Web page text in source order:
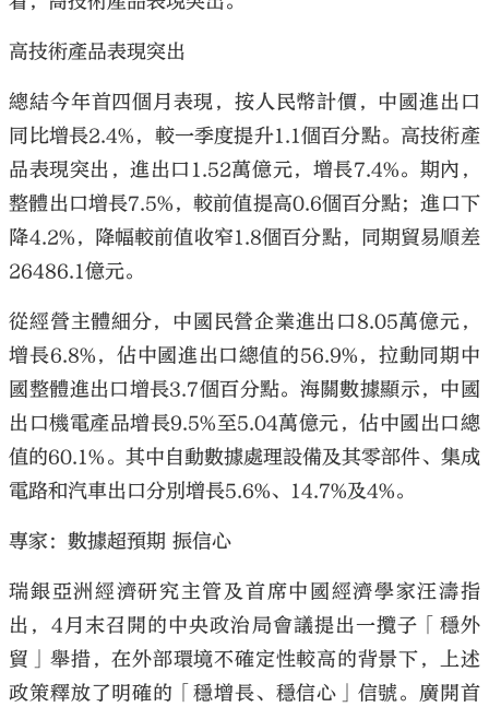
高技術產品表現突出
總結今年首四個月表現，按人民幣計價，中國進出口
同比增長2.4%，較一季度提升1.1個百分點。高技術產
品表現突出，進出口1.52萬億元，增長7.4%。期內，
整體出口增長7.5%，較前值提高0.6個百分點；進口下
降4.2%，降幅較前值收窄1.8個百分點，同期貿易順差
26486.1億元。
從經營主體細分，中國民營企業進出口8.05萬億元，
增長6.8%，佔中國進出口總值的56.9%，拉動同期中
國整體進出口增長3.7個百分點。海關數據顯示，中國
出口機電產品增長9.5%至5.04萬億元，佔中國出口總
值的60.1%。其中自動數據處理設備及其零部件、集成
電路和汽車出口分別增長5.6%、14.7%及4%。
專家：數據超預期 振信心
瑞銀亞洲經濟研究主管及首席中國經濟學家汪濤指
出，4月末召開的中央政治局會議提出一攬子「穩外
貿」舉措，在外部環境不確定性較高的背景下，上述
政策釋放了明確的「穩增長、穩信心」信號。廣開首